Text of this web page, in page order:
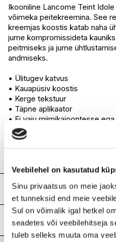
Veebilehel on kasutatud
Sinu privaatsus on meie
et tunneksid end meie
Sul on võimalik igal hetkel
seadetes või veebilehitseja
tuleb selleks muuta oma
I.L.U. Ülemiste
Ei ole
I.L.U. Rocca
Ei ole
I.L.U. Lõunakeskus
Ei ole
I.L.U. Pärnu
Ei ole
Ikooniline Lancome Teint
võimeka peitekreemina. See
kreemjas koostis katab naha
jume kompromissideta
peitmiseks ja jume
andmiseks.
• Ülitugev katvus
• Kauapüsiv koostis
• Kerge tekstuur
• Täpne aplikaator
• Ei vaju miimikajoontesse
• Loomulik ja särav tulemus.
tehnoloogia abil saavutatud
Koostis
Bis-diglyceryl
hydrogenated polyisobutene ●
isotridecyl isononanoate ●
microcrystalline wax / cire
Lisainfo